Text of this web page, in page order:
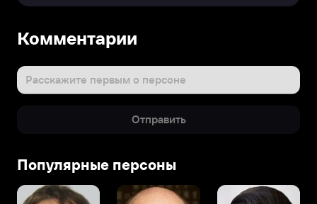
Комментарии
Расскажите первым о персоне
Отправить
Популярные персоны